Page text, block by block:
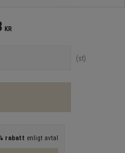
KR
st
rabatt enligt avtal